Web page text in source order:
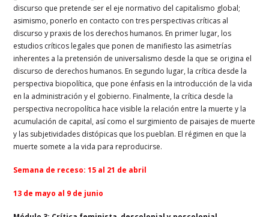
discurso que pretende ser el eje normativo del capitalismo global;
asimismo, ponerlo en contacto con tres perspectivas críticas al
discurso y praxis de los derechos humanos. En primer lugar, los
estudios críticos legales que ponen de manifiesto las asimetrías
inherentes a la pretensión de universalismo desde la que se origina el
discurso de derechos humanos. En segundo lugar, la crítica desde la
perspectiva biopolítica, que pone énfasis en la introducción de la vida
en la administración y el gobierno. Finalmente, la crítica desde la
perspectiva necropolítica hace visible la relación entre la muerte y la
acumulación de capital, así como el surgimiento de paisajes de muerte
y las subjetividades distópicas que los pueblan. El régimen en que la
muerte somete a la vida para reproducirse.
Semana de receso: 15 al 21 de abril
13 de mayo al 9 de junio